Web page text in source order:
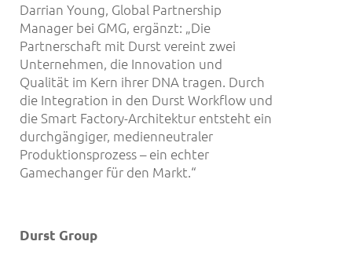
Darrian Young, Global Partnership
Manager bei GMG, ergänzt: „Die
Partnerschaft mit Durst vereint zwei
Unternehmen, die Innovation und
Qualität im Kern ihrer DNA tragen. Durch
die Integration in den Durst Workflow und
die Smart Factory-Architektur entsteht ein
durchgängiger, medienneutraler
Produktionsprozess – ein echter
Gamechanger für den Markt.“
Durst Group